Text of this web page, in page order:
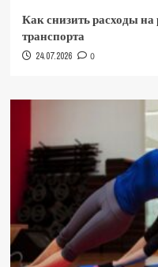
Как снизить расходы
транспорта
24.07.2026 0